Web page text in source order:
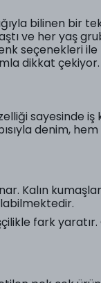
bilinen bir
ve her yaş
seçenekleri ile
dikkat çekiyor.
sayesinde
denim,
Kalın
fark